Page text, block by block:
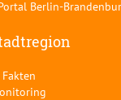
Berlin-